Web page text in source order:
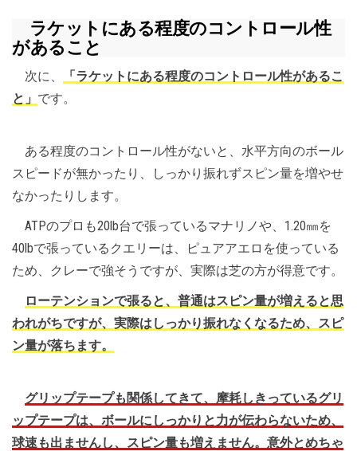
ラケットにある程度のコントロール性
があること
次に、
「ラケットにある程度のコントロール性があるこ
と」 です。
ある程度のコントロール性がないと、水平方向のボール
スピードが無かったり、しっかり振れずスピン量を増やせ
なかったりします。
ATPのプロも20lb台で張っているマナリノや、1.20㎜を
40lbで張っているクエリーは、ピュアアエロを使っている
ため、クレーで強そうですが、実際は芝の方が得意です。
ローテンションで張ると、普通はスピン量が増えると思
われがちですが、実際はしっかり振れなくなるため、スピ
ン量が落ちます。
グリップテープも関係してきて、摩耗しきっているグリ
ップテープは、ボールにしっかりと力が伝わらないため、
球速も出ませんし、スピン量も増えません。意外とめちゃ